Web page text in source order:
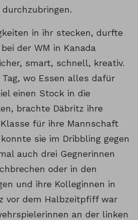
in ihr stecken, durfte
der WM in Kanada
smart, schnell, kreativ.
wo Essen alles dafür
einen Stock in die
brachte Däbritz ihre
für ihre Mannschaft
sie im Dribbling gegen
auch drei Gegnerinnen
oder in den
und ihre Kolleginnen in
vor dem Halbzeitpfiff war
an der linken